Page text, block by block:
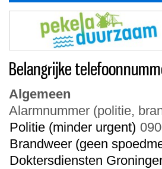
Belangrijke
Algemeen
Alarmnummer (politie,
Politie (minder urgent)
Brandweer (geen
Doktersdiensten